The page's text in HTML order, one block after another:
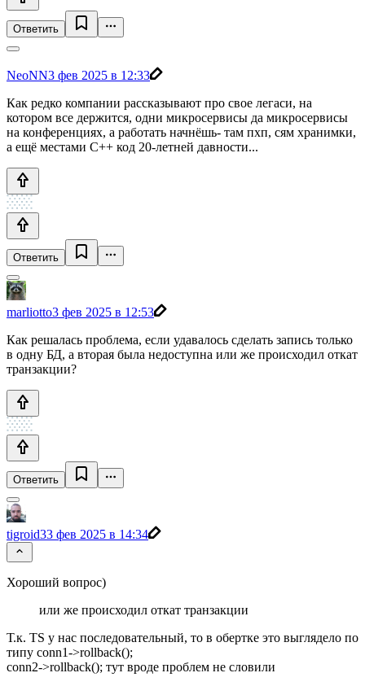
Ответить
NeoNN3 фев 2025 в 12:33
Как редко компании рассказывают про свое легаси, на
котором все держится, одни микросервисы да микросервисы
на конференциях, а работать начнёшь- там пхп, сям хранимки,
а ещё местами C++ код 20-летней давности...
Ответить
marliotto3 фев 2025 в 12:53
Как решалась проблема, если удавалось сделать запись только
в одну БД, а вторая была недоступна или же происходил откат
транзакции?
Ответить
tigroid33 фев 2025 в 14:34
Хороший вопрос)
или же происходил откат транзакции
Т.к. TS у нас последовательный, то в обертке это выглядело по
типу conn1->rollback();
conn2->rollback(); тут вроде проблем не словили